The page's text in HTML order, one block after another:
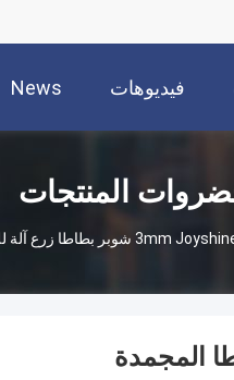
فيديوهات News
المنتجات